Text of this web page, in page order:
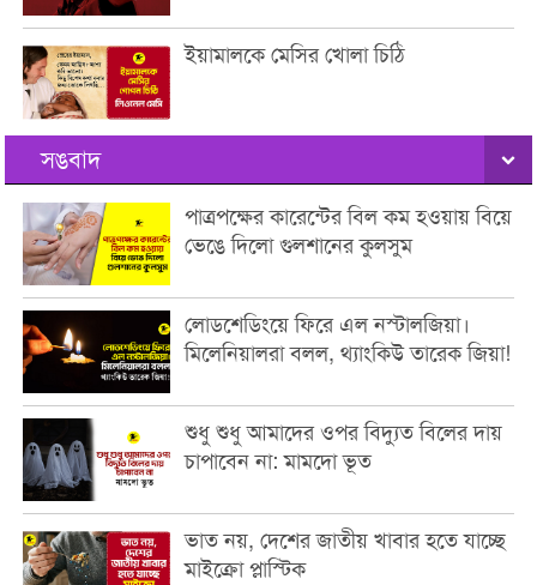
ইয়ামালকে মেসির খোলা চিঠি
সঙবাদ
পাত্রপক্ষের কারেন্টের বিল কম হওয়ায় বিয়ে
ভেঙে দিলো গুলশানের কুলসুম
লোডশেডিংয়ে ফিরে এল নস্টালজিয়া।
মিলেনিয়ালরা বলল, থ্যাংকিউ তারেক জিয়া!
শুধু শুধু আমাদের ওপর বিদ্যুত বিলের দায়
চাপাবেন না: মামদো ভূত
ভাত নয়, দেশের জাতীয় খাবার হতে যাচ্ছে
মাইক্রো প্লাস্টিক